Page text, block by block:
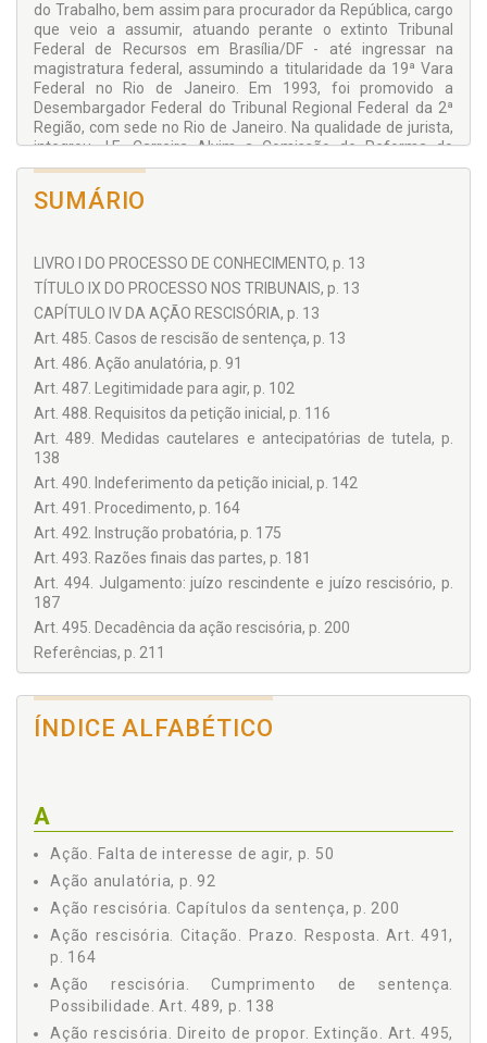
do Trabalho, bem assim para procurador da República, cargo
que veio a assumir, atuando perante o extinto Tribunal
Federal de Recursos em Brasília/DF - até ingressar na
magistratura federal, assumindo a titularidade da 19ª Vara
Federal no Rio de Janeiro. Em 1993, foi promovido a
Desembargador Federal do Tribunal Regional Federal da 2ª
Região, com sede no Rio de Janeiro. Na qualidade de jurista,
integrou J.E. Carreira Alvim a Comissão de Reforma do
Código de Processo Civil, e, na de professor e magistrado,
profere palestras e ministra cursos de curta duração pelo
país, participando, inclusive, de bancas examinadoras em
professor de Direito Processual Civil da Faculdade Nacional
de direito da UFRJ, sendo também professor do Instituto de
Ciências Aplicadas - ICA - www.ipej-rj.com.br, com sede no
Rio de Janeiro, e que realiza cursos de pós-graduação lato
sensu fora da sede, cursos de extensão, seminários etc. O
autor é, ainda, membro permanente do Instituto Brasileiro de
Direito Processual - IBDP. Qualquer contato com J.E. Carreira
Alvim pode ser feito pelo e-mail: jedal@uol.com.br
SUMÁRIO
LIVRO I DO PROCESSO DE CONHECIMENTO, p. 13
TÍTULO IX DO PROCESSO NOS TRIBUNAIS, p. 13
CAPÍTULO IV DA AÇÃO RESCISÓRIA, p. 13
Art. 485. Casos de rescisão de sentença, p. 13
Art. 486. Ação anulatória, p. 91
Art. 487. Legitimidade para agir, p. 102
Art. 488. Requisitos da petição inicial, p. 116
Art. 489. Medidas cautelares e antecipatórias de tutela, p.
138
Art. 490. Indeferimento da petição inicial, p. 142
Art. 491. Procedimento, p. 164
Art. 492. Instrução probatória, p. 175
Art. 493. Razões finais das partes, p. 181
Art. 494. Julgamento: juízo rescindente e juízo rescisório, p.
187
Art. 495. Decadência da ação rescisória, p. 200
Referências, p. 211
ÍNDICE ALFABÉTICO
A
Ação. Falta de interesse de agir, p. 50
Ação anulatória, p. 92
Ação rescisória. Capítulos da sentença, p. 200
Ação rescisória. Citação. Prazo. Resposta. Art. 491,
p. 164
Ação rescisória. Cumprimento de sentença.
Possibilidade. Art. 489, p. 138
Ação rescisória. Direito de propor. Extinção. Art. 495,